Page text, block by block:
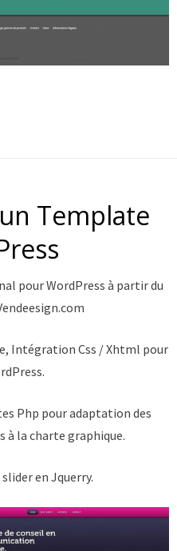
Template
pour WordPress à partir du
Intégration Css / Xhtml pour
Php pour adaptation des
à la charte graphique.
en Jquerry.